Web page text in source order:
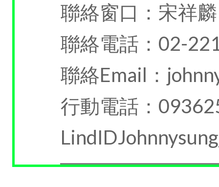
聯絡窗口：宋祥麟
聯絡電話：02-
聯絡Email：
行動電話：